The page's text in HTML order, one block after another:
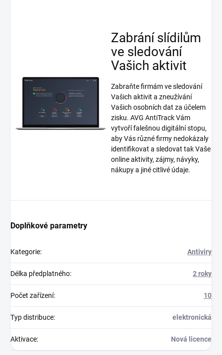
Zabrání slídilům
ve sledování
Vašich aktivit
Zabraňte firmám ve sledování
Vašich aktivit a zneužívání
Vašich osobních dat za účelem
zisku. AVG AntiTrack Vám
vytvoří falešnou digitální stopu,
aby Vás různé firmy nedokázaly
identifikovat a sledovat tak Vaše
online aktivity, zájmy, návyky,
nákupy a jiné citlivé údaje.
Doplňkové parametry
Kategorie: Antiviry
Délka předplatného: 2 roky
Počet zařízení: 10
Typ distribuce: elektronická
Aktivace: Nová licence